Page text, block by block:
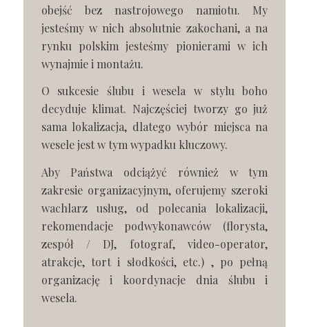
obejść bez nastrojowego namiotu. My
jesteśmy w nich absolutnie zakochani, a na
rynku polskim jesteśmy pionierami w ich
wynajmie i montażu.
O sukcesie ślubu i wesela w stylu boho
decyduje klimat. Najczęściej tworzy go już
sama lokalizacja, dlatego wybór miejsca na
wesele jest w tym wypadku kluczowy.
Aby Państwa odciążyć również w tym
zakresie organizacyjnym, oferujemy szeroki
wachlarz usług, od polecania lokalizacji,
rekomendacje podwykonawców (florysta,
zespół / DJ, fotograf, video-operator,
atrakcje, tort i słodkości, etc.) , po pełną
organizację i koordynacje dnia ślubu i
wesela.